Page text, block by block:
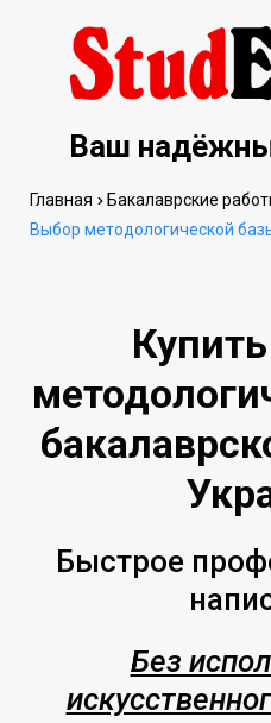
Ваш
Быстрое
Без
Главная
Бакалаврские
Выбор методологической